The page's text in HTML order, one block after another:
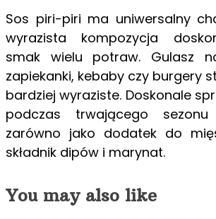
Sos piri-piri ma uniwersalny
wyrazista kompozycja
smak wielu potraw. Gulasz
zapiekanki, kebaby czy burgery
bardziej wyraziste. Doskonale
podczas trwającego
zarówno jako dodatek do
składnik dipów i marynat.
You may also like